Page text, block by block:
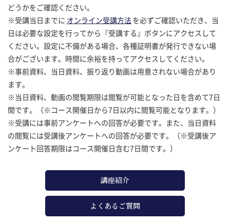
どうかをご確認ください。
※受講当日までに オンライン受講方法を必ずご確認いただき、当
日は必要な設定を行ってから『受講する』ボタンにアクセスして
ください。設定に不備がある場合、各種証明書が発行できない場
合がございます。時間に余裕を持ってアクセスしてください。
※事前資料、当日資料、振り返り動画は用意されない場合があり
ます。
※当日資料、動画の閲覧期限は閲覧が可能となった日を含めて7日
間です。（※コース開催日から7日以内に閲覧可能となります。）
※受講には事前アンケートへの回答が必要です。また、当日資料
の閲覧には受講後アンケートへの回答が必要です。（※受講後ア
ンケート回答期限はコース開催日含む7日間です。）
講座紹介
よくあるご質問